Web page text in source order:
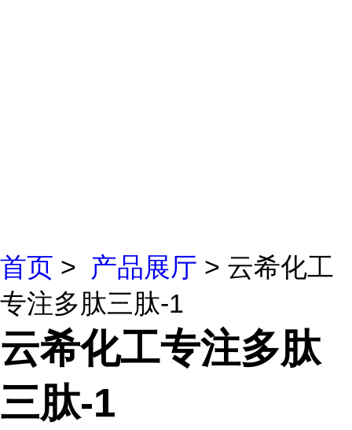
首页 > 产品展厅 > 云希化工
专注多肽三肽-1
云希化工专注多肽
三肽-1